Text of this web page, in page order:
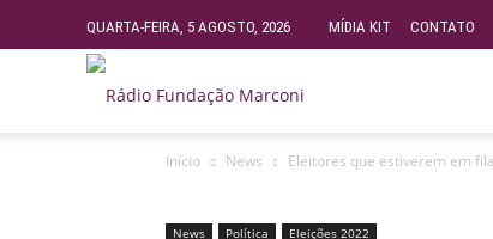
QUARTA-FEIRA, 5 AGOSTO, 2026 MÍDIA KIT CONTATO
Fundação
Início News Eleitores que estiverem em
News Política Eleições 2022